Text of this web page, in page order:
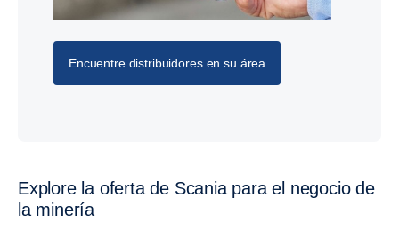
Encuentre distribuidores en su área
Explore la oferta de Scania para el negocio de
la minería